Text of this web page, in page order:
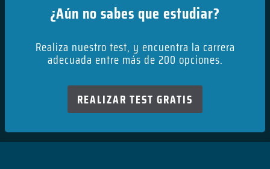
¿Aún no sabes que estudiar?
Realiza nuestro test, y encuentra la carrera
adecuada entre más de 200 opciones.
REALIZAR TEST GRATIS